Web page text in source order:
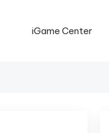
iGame Center